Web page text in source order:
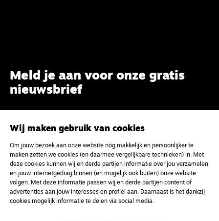
Meld je aan voor onze gratis
nieuwsbrief
Wij maken gebruik van cookies
Om jouw bezoek aan onze website nóg makkelijk en persoonlijker te
maken zetten we cookies (en daarmee vergelijkbare technieken) in. Met
deze cookies kunnen wij en derde partijen informatie over jou verzamelen
en jouw internetgedrag binnen (en mogelijk ook buiten) onze website
volgen. Met deze informatie passen wij en derde partijen content of
advertenties aan jouw interesses en profiel aan. Daarnaast is het dankzij
cookies mogelijk informatie te delen via social media.